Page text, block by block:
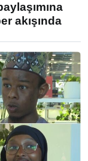
akışında